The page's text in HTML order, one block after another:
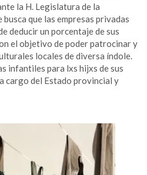
la H. Legislatura de la
que las empresas privadas
deducir un porcentaje de sus
el objetivo de poder patrocinar y
locales de diversa índole.
infantiles para lxs hijxs de sus
cargo del Estado provincial y